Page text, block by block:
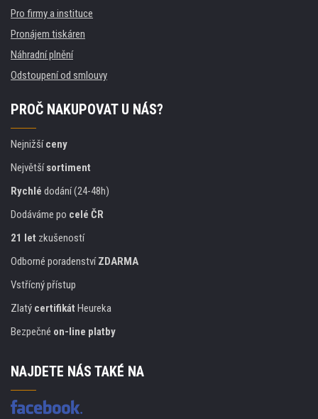
Pro firmy a instituce
Pronájem tiskáren
Náhradní plnění
Odstoupení od smlouvy
PROČ NAKUPOVAT U NÁS?
Nejnižšíceny
Největšísortiment
Rychlé dodání (24-48h)
Dodáváme po celé ČR
21 let zkušeností
Odborné poradenstvíZDARMA
Vstřícný přístup
Zlatý certifikát Heureka
Bezpečné on-line platby
NAJDETE NÁS TAKÉ NA